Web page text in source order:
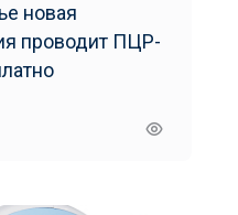
новая
проводит ПЦР-